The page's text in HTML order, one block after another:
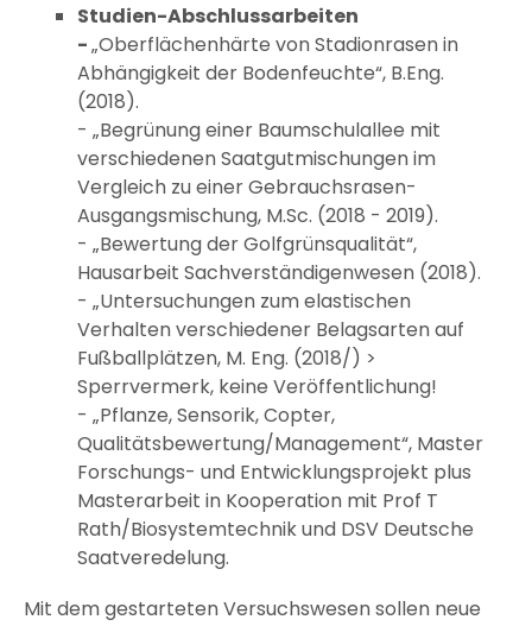
Studien-Abschlussarbeiten
-„Oberflächenhärte von Stadionrasen in
Abhängigkeit der Bodenfeuchte“, B.Eng.
(2018).
- „Begrünung einer Baumschulallee mit
verschiedenen Saatgutmischungen im
Vergleich zu einer Gebrauchsrasen-
Ausgangsmischung, M.Sc. (2018 - 2019).
- „Bewertung der Golfgrünsqualität“,
Hausarbeit Sachverständigenwesen (2018).
- „Untersuchungen zum elastischen
Verhalten verschiedener Belagsarten auf
Fußballplätzen, M. Eng. (2018/) >
Sperrvermerk, keine Veröffentlichung!
- „Pflanze, Sensorik, Copter,
Qualitätsbewertung/Management“, Master
Forschungs- und Entwicklungsprojekt plus
Masterarbeit in Kooperation mit Prof T
Rath/Biosystemtechnik und DSV Deutsche
Saatveredelung.
Mit dem gestarteten Versuchswesen sollen neue